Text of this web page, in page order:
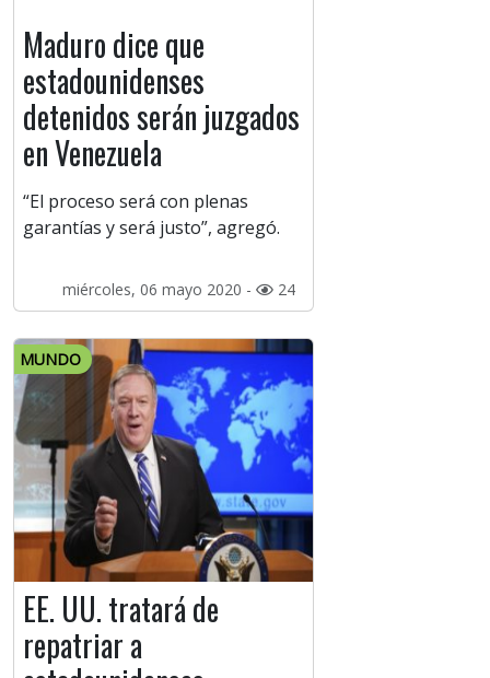
Maduro dice que
estadounidenses
detenidos serán juzgados
en Venezuela
“El proceso será con plenas
garantías y será justo”, agregó.
miércoles, 06 mayo 2020 - 24
MUNDO
EE. UU. tratará de
repatriar a